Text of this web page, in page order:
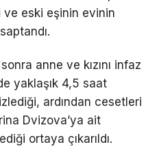
ve eski eşinin evinin
anne ve kızını infaz
yaklaşık 4,5 saat
ardından cesetleri
Dvizova’ya ait
ortaya çıkarıldı.